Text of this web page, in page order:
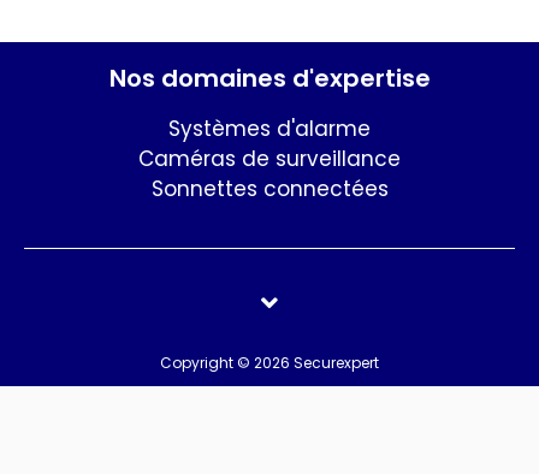
Nos domaines d'expertise
Systèmes d'alarme
Caméras de surveillance
Sonnettes connectées
Copyright © 2026 Securexpert